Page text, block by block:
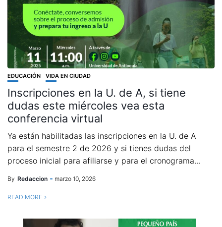
EDUCACIÓN VIDA EN CIUDAD
Inscripciones en la U. de A, si tiene
dudas este miércoles vea esta
conferencia virtual
Ya están habilitadas las inscripciones en la U. de A
para el semestre 2 de 2026 y si tienes dudas del
proceso inicial para afiliarse y para el cronograma...
By Redaccion marzo 10, 2026
READ MORE